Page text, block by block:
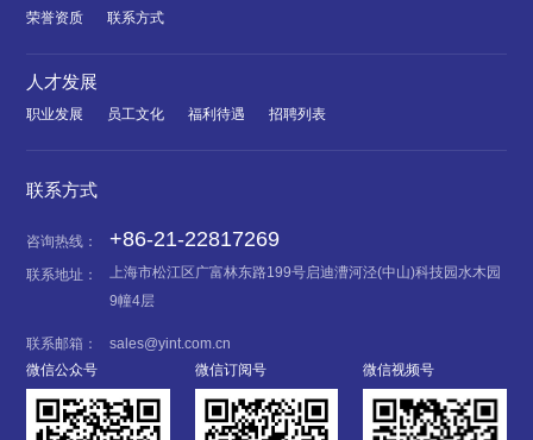
荣誉资质
联系方式
人才发展
职业发展 员工文化 福利待遇 招聘列表
联系方式
咨询热线： +86-21-22817269
联系地址：
上海市松江区广富林东路199号启迪漕河泾(中山)科技园水木园
9幢4层
联系邮箱：
sales@yint.com.cn
微信公众号
微信订阅号 微信视频号